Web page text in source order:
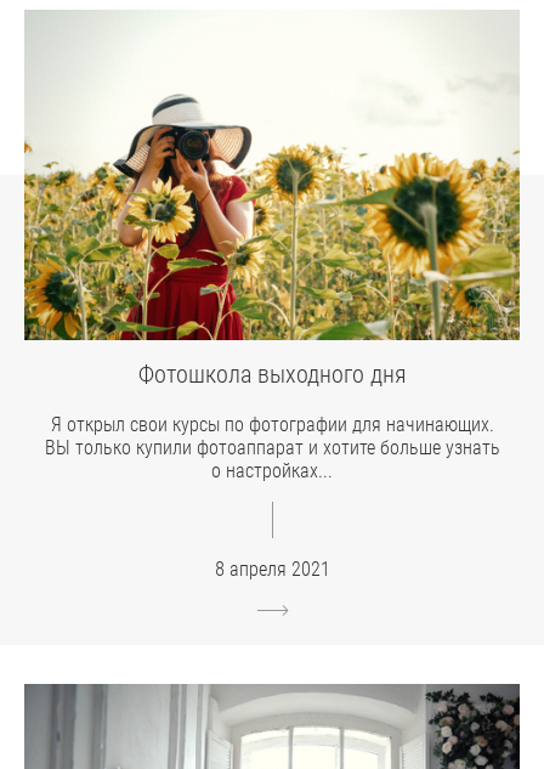
Фотошкола выходного дня
Я открыл свои курсы по фотографии для начинающих.
ВЫ только купили фотоаппарат и хотите больше узнать
о настройках...
8 апреля 2021